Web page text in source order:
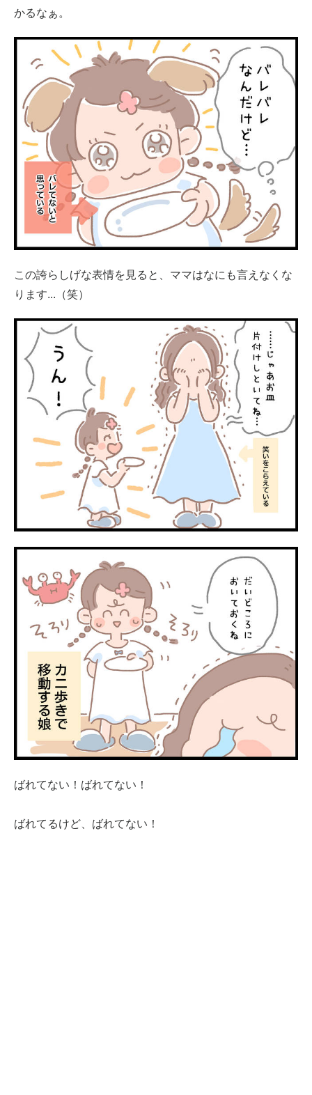
かるなぁ。
この誇らしげな表情を見ると、ママはなにも言えなくな
ります...（笑）
ばれてない！ばれてない！
ばれてるけど、ばれてない！